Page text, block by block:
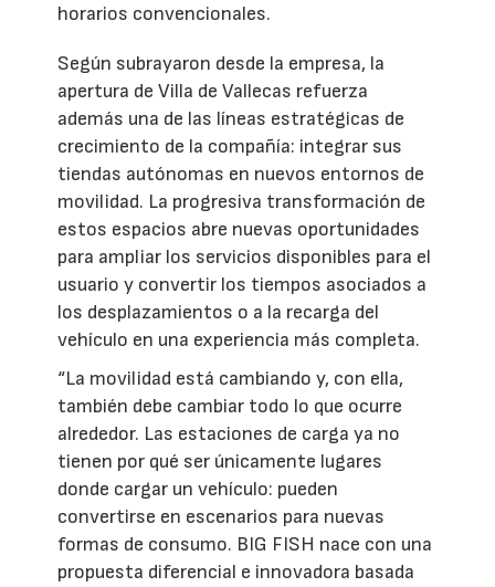
horarios convencionales.
Según subrayaron desde la empresa, la
apertura de Villa de Vallecas refuerza
además una de las líneas estratégicas de
crecimiento de la compañía: integrar sus
tiendas autónomas en nuevos entornos de
movilidad. La progresiva transformación de
estos espacios abre nuevas oportunidades
para ampliar los servicios disponibles para el
usuario y convertir los tiempos asociados a
los desplazamientos o a la recarga del
vehículo en una experiencia más completa.
“La movilidad está cambiando y, con ella,
también debe cambiar todo lo que ocurre
alrededor. Las estaciones de carga ya no
tienen por qué ser únicamente lugares
donde cargar un vehículo: pueden
convertirse en escenarios para nuevas
formas de consumo. BIG FISH nace con una
propuesta diferencial e innovadora basada